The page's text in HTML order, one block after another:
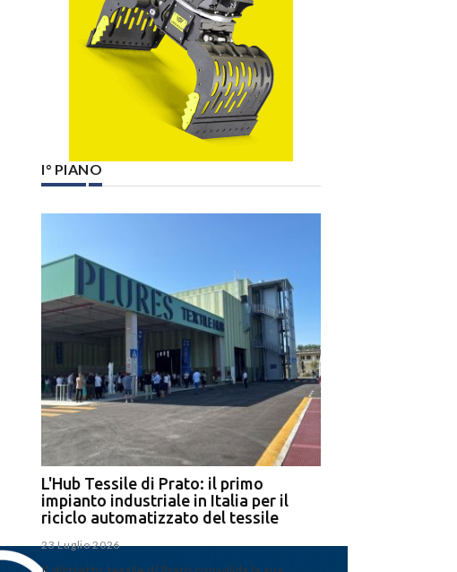
I° PIANO
L'Hub Tessile di Prato: il primo
impianto industriale in Italia per il
riciclo automatizzato del tessile
23 Luglio 2026 15 Luglio 2026